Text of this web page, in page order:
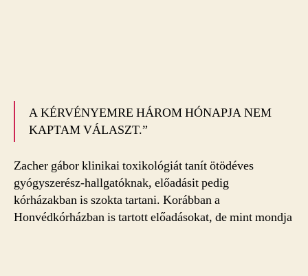
A KÉRVÉNYEMRE HÁROM HÓNAPJA NEM
KAPTAM VÁLASZT.”
Zacher gábor klinikai toxikológiát tanít ötödéves
gyógyszerész-hallgatóknak, előadásit pedig
kórházakban is szokta tartani. Korábban a
Honvédkórházban is tartott előadásokat, de mint mondja